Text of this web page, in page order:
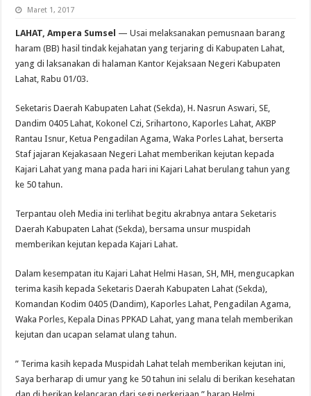
Maret 1, 2017
LAHAT, Ampera Sumsel — Usai melaksanakan pemusnaan barang
haram (BB) hasil tindak kejahatan yang terjaring di Kabupaten Lahat,
yang di laksanakan di halaman Kantor Kejaksaan Negeri Kabupaten
Lahat, Rabu 01/03.
Seketaris Daerah Kabupaten Lahat (Sekda), H. Nasrun Aswari, SE,
Dandim 0405 Lahat, Kokonel Czi, Srihartono, Kaporles Lahat, AKBP
Rantau Isnur, Ketua Pengadilan Agama, Waka Porles Lahat, berserta
Staf jajaran Kejakasaan Negeri Lahat memberikan kejutan kepada
Kajari Lahat yang mana pada hari ini Kajari Lahat berulang tahun yang
ke 50 tahun.
Terpantau oleh Media ini terlihat begitu akrabnya antara Seketaris
Daerah Kabupaten Lahat (Sekda), bersama unsur muspidah
memberikan kejutan kepada Kajari Lahat.
Dalam kesempatan itu Kajari Lahat Helmi Hasan, SH, MH, mengucapkan
terima kasih kepada Seketaris Daerah Kabupaten Lahat (Sekda),
Komandan Kodim 0405 (Dandim), Kaporles Lahat, Pengadilan Agama,
Waka Porles, Kepala Dinas PPKAD Lahat, yang mana telah memberikan
kejutan dan ucapan selamat ulang tahun.
” Terima kasih kepada Muspidah Lahat telah memberikan kejutan ini,
Saya berharap di umur yang ke 50 tahun ini selalu di berikan kesehatan